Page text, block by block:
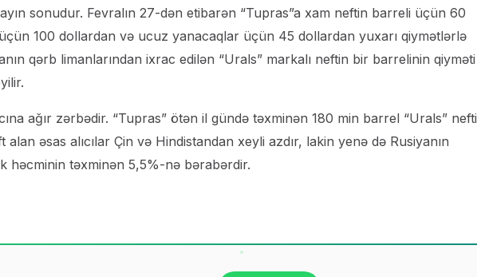
sonudur. Fevralın 27-dən etibarən “Tupras”a xam neftin barreli üçün 60
100 dollardan və ucuz yanacaqlar üçün 45 dollardan yuxarı qiymətlərlə
qərb limanlarından ixrac edilən “Urals” markalı neftin bir barrelinin qiyməti
ağır zərbədir. “Tupras” ötən il gündə təxminən 180 min barrel “Urals” nefti
əsas alıcılar Çin və Hindistandan xeyli azdır, lakin yenə də Rusiyanın
həcminin təxminən 5,5%-nə bərabərdir.